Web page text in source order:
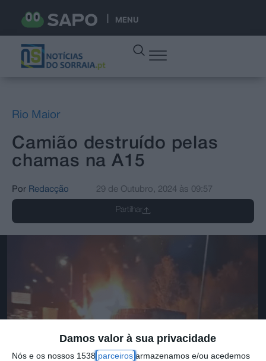
Damos valor à sua privacidade
Nós e os nossos 1538 parceiros armazenamos e/ou acedemos
MENU
Rio Maior
Camião destruído pelas
chamas na A15
Por Redacção 29 de Outubro, 2024 às 09:57
Partilhar